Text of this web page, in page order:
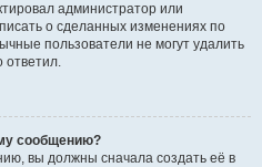
администратор или
о сделанных изменениях по
пользователи не могут удалить
ответил.
сообщению?
вы должны сначала создать её в